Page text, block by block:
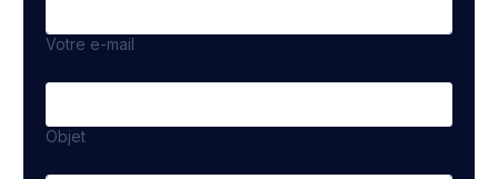
Votre e-mail
Objet